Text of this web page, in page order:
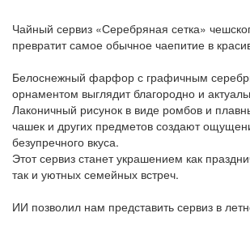
Чайный сервиз «Серебряная сетка»
превратит самое обычное чаепитие в
Белоснежный фарфор с графичным
орнаментом выглядит благородно и
Лаконичный рисунок в виде ромбов и
чашек и других предметов создают
безупречного вкуса.
Этот сервиз станет украшением как
так и уютных семейных встреч.
ИИ позволил нам представить сервиз в